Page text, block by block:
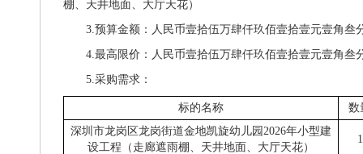
棚、天井地面、大厅天花）
3.预算金额： 人民币壹拾伍万肆仟玖佰壹拾壹元壹角叁
4.最高限价： 人民币壹拾伍万肆仟玖佰壹拾壹元壹角叁
5.采购需求：
标的名称
数
深圳市龙岗区龙岗街道金地凯旋幼儿园 2026年小型建
设工程（走廊遮雨棚、天井地面、大厅天花）
1